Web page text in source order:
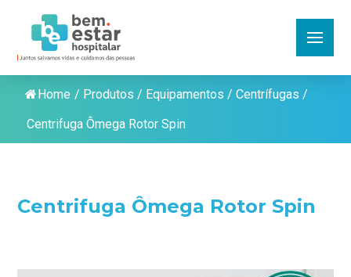
Home / Produtos / Equipamentos / Centrífugas /
Centrifuga Ômega Rotor Spin
Centrifuga Ômega Rotor Spin